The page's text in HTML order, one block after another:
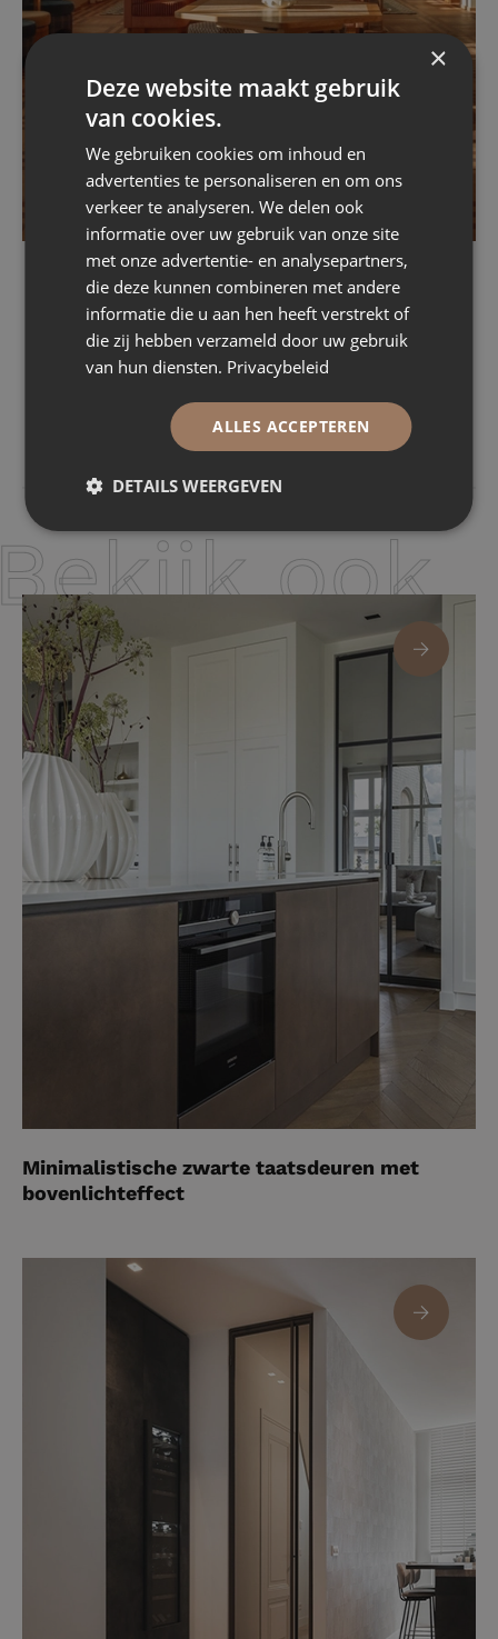
ook
Minimalistische zwarte taatsdeuren met
bovenlichteffect
×
Deze website maakt gebruik
van cookies.
We gebruiken cookies om inhoud en
advertenties te personaliseren en om ons
verkeer te analyseren. We delen ook
informatie over uw gebruik van onze site
met onze advertentie- en analysepartners,
die deze kunnen combineren met andere
informatie die u aan hen heeft verstrekt of
die zij hebben verzameld door uw gebruik
van hun diensten. Privacybeleid
ALLES ACCEPTEREN
DETAILS WEERGEVEN